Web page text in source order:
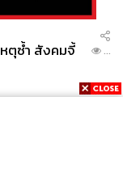
ตุซ้ำ สังคมจี้
...